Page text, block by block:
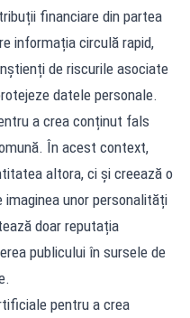
financiare din partea
informația circulă rapid,
de riscurile asociate
datele personale.
a crea conținut fals
În acest context,
altora, ci și creează o
unor personalități
doar reputația
publicului în sursele de
pentru a crea